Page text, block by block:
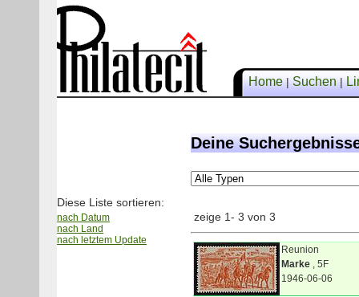
Home|Suchen|
Diese Liste sortieren:
nach Datum
nach Land
nach letztem Update
Deine
zeige 1- 3 von 3
Reunion
Marke , 5F
1946-06-06